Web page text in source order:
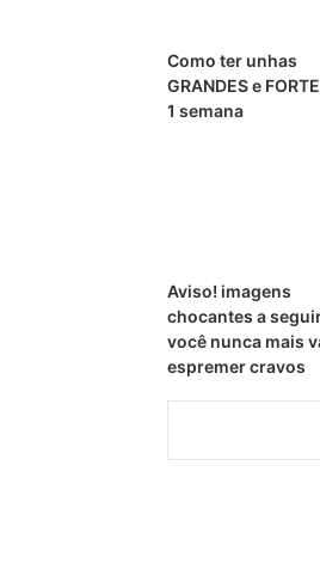
Como ter unhas
GRANDES e
1 semana
Aviso! imagens
chocantes a
você nunca mais
espremer cravos